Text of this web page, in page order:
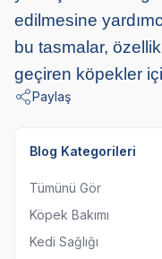
edilmesine
bu tasmalar,
geçiren köpekler
Paylaş
Blog Kategorileri
Tümünü Gör
Köpek Bakımı
Kedi Sağlığı